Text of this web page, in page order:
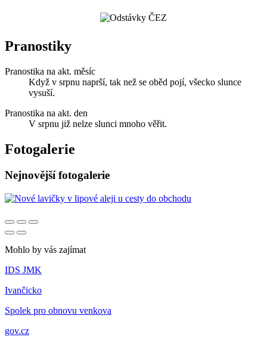
Pranostiky
Pranostika na akt. měsíc
Když v srpnu naprší, tak než se oběd pojí, všecko slunce
vysuší.
Pranostika na akt. den
V srpnu již nelze slunci mnoho věřit.
Fotogalerie
Nejnovější fotogalerie
Mohlo by vás zajímat
IDS JMK
Ivančicko
Spolek pro obnovu venkova
gov.cz